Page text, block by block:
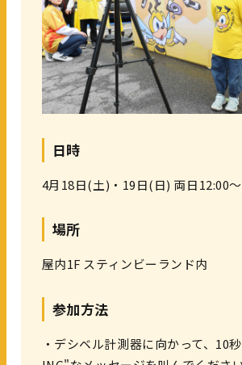
日時
4月18日(土)・19日(日) 両日12:00
場所
屋内1F スティンビーランド内
参加方法
・デシベル計測器に向かって、10